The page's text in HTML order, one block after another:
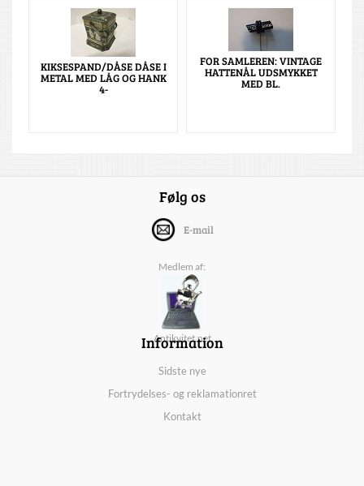
KIKSESPAND/DÅSE DÅSE I
METAL MED LÅG OG HANK
4-
FOR SAMLEREN: VINTAGE
HATTENÅL UDSMYKKET
MED BL.
Følg os
E-mail
Medlem af:
Antikvitet.net
Information
Sidste nye
Fortrydelses- og reklamationret
Kontakt